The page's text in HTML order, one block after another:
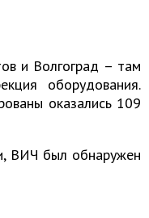
и Волгоград – там
оборудования.
оказались 109
ВИЧ был обнаружен